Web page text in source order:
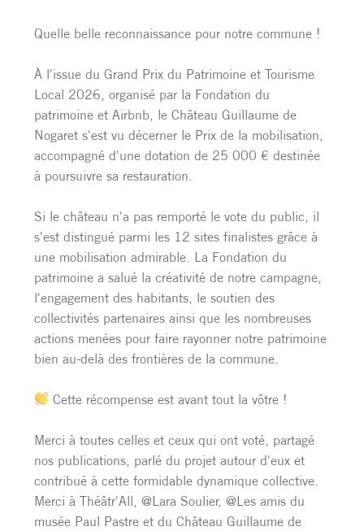
Quelle belle reconnaissance pour notre commune !
À l'issue du Grand Prix du Patrimoine et Tourisme
Local 2026, organisé par la Fondation du
patrimoine et Airbnb, le Château Guillaume de
Nogaret s'est vu décerner le Prix de la mobilisation,
accompagné d'une dotation de 25 000 € destinée
à poursuivre sa restauration.
Si le château n'a pas remporté le vote du public, il
s'est distingué parmi les 12 sites finalistes grâce à
une mobilisation admirable. La Fondation du
patrimoine a salué la créativité de notre campagne,
l'engagement des habitants, le soutien des
collectivités partenaires ainsi que les nombreuses
actions menées pour faire rayonner notre patrimoine
bien au-delà des frontières de la commune.
Cette récompense est avant tout la vôtre !
Merci à toutes celles et ceux qui ont voté, partagé
nos publications, parlé du projet autour d'eux et
contribué à cette formidable dynamique collective.
Merci à Théâtr'All, @Lara Soulier, @Les amis du
musée Paul Pastre et du Château Guillaume de